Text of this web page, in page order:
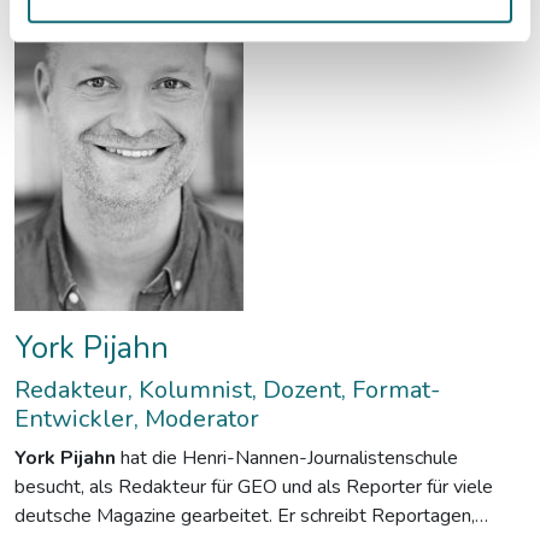
York Pijahn
Redakteur, Kolumnist, Dozent, Format-
Entwickler, Moderator
York Pijahn hat die Henri-Nannen-Journalistenschule
besucht, als Redakteur für GEO und als Reporter für viele
deutsche Magazine gearbeitet. Er schreibt Reportagen,